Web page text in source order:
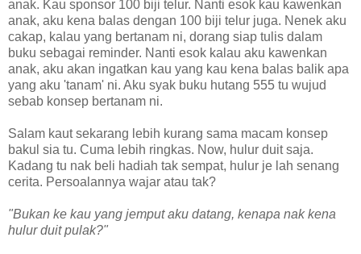
anak. Kau sponsor 100 biji telur. Nanti esok kau kawenkan
anak, aku kena balas dengan 100 biji telur juga. Nenek aku
cakap, kalau yang bertanam ni, dorang siap tulis dalam
buku sebagai reminder. Nanti esok kalau aku kawenkan
anak, aku akan ingatkan kau yang kau kena balas balik apa
yang aku 'tanam' ni. Aku syak buku hutang 555 tu wujud
sebab konsep bertanam ni.
Salam kaut sekarang lebih kurang sama macam konsep
bakul sia tu. Cuma lebih ringkas. Now, hulur duit saja.
Kadang tu nak beli hadiah tak sempat, hulur je lah senang
cerita. Persoalannya wajar atau tak?
"Bukan ke kau yang jemput aku datang, kenapa nak kena
hulur duit pulak?"